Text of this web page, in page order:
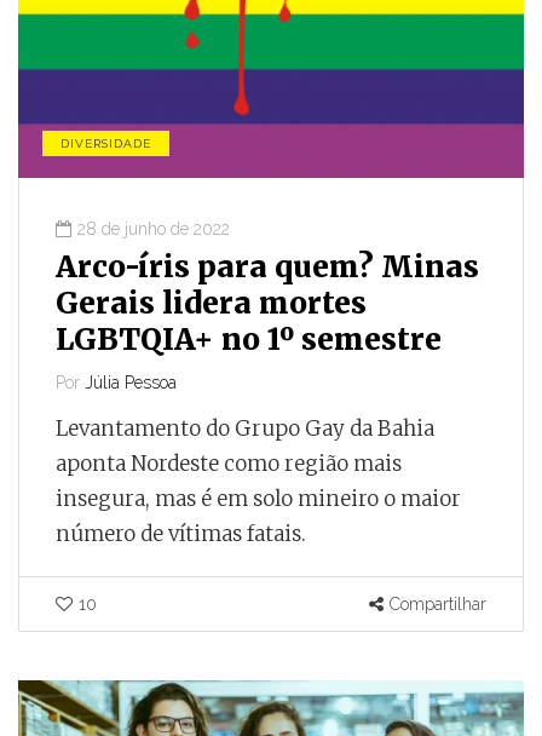
DIVERSIDADE
28 de junho de 2022
Arco-íris para quem? Minas
Gerais lidera mortes
LGBTQIA+ no 1º semestre
Por Júlia Pessoa
Levantamento do Grupo Gay da Bahia
aponta Nordeste como região mais
insegura, mas é em solo mineiro o maior
número de vítimas fatais.
10 Compartilhar